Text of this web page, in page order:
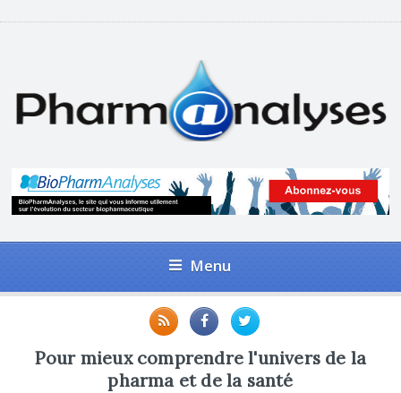
Menu
Pour mieux comprendre l'univers de la
pharma et de la santé